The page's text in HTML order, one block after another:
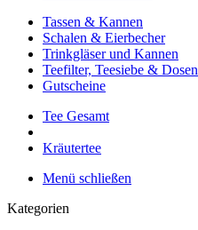
Tassen & Kannen
Schalen & Eierbecher
Trinkgläser und Kannen
Teefilter, Teesiebe & Dosen
Gutscheine
Tee Gesamt
Kräutertee
Menü schließen
Kategorien